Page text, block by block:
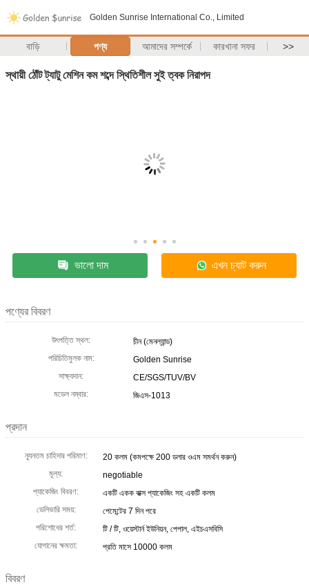
Golden Sunrise International Co., Limited
বাড়ি পণ্য আমাদের সম্পর্কে কারখানা সফর >>
স্থায়ী ঠোঁট ট্যাটু মেশিন কম শব্দে স্থিতিশীল সুই ত্বক নিরাপদ
ভালো দাম এখন চ্যাট করুন
পণ্যের বিবরণ
উৎপত্তি স্থল:
চীন (মেনল্যান্ড)
পরিচিতিমুলক নাম:
Golden Sunrise
সাক্ষ্যদান:
CE/SGS/TUV/BV
মডেল নম্বার:
জিএস-1013
প্রদান
ন্যূনতম চাহিদার পরিমাণ:
20 কলম (কমপক্ষে 200 ডলার ওএম সমর্থন করুন)
মূল্য:
negotiable
প্যাকেজিং বিবরণ:
একটি একক বাক্স প্যাকেজিং সহ একটি কলম
ডেলিভারি সময়:
পেমেন্টের 7 দিন পরে
পরিশোধের শর্ত:
টি / টি, ওয়েস্টার্ন ইউনিয়ন, পেপাল, এইচএসবিসি
যোগানের ক্ষমতা:
প্রতি মাসে 10000 কলম
বিবরণ